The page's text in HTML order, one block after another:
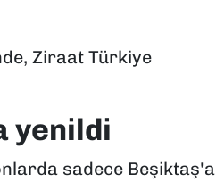
Ziraat Türkiye
yenildi
sadece Beşiktaş'a